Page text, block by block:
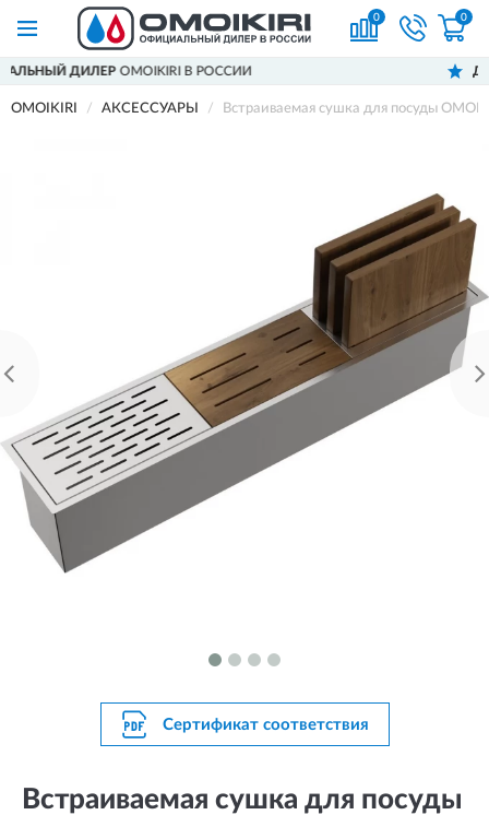
0 0
OMOIKIRI В РОССИИ ДОСТАВИМПО
OMOIKIRI АКСЕССУАРЫ Встраиваемая сушка для посуды
Сертификат соответствия
Встраиваемая сушка для посуды